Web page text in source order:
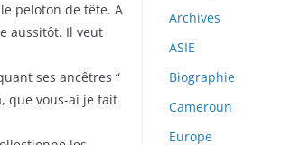
peloton de tête. A
aussitôt. Il veut
ses ancêtres “
que vous-ai je fait
Archives
ASIE
Biographie
Cameroun
Europe